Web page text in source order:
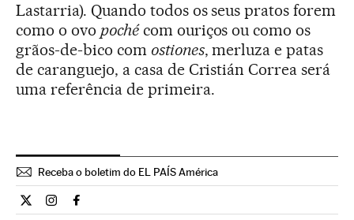
Lastarria). Quando todos os seus pratos forem
como o ovo pochécom ouriços ou como os
grãos-de-bico com ostiones, merluza e patas
de caranguejo, a casa de Cristián Correa será
uma referência de primeira.
Receba o boletim do EL PAÍS América
Estilo El País Brasil en Twitter
Estilo El País Brasil en Instagram
Estilo El País Brasil en Facebook